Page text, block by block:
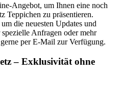
Angebot, um Ihnen eine noch
Teppichen zu präsentieren.
die neuesten Updates und
Anfragen oder mehr
per E-Mail zur Verfügung.
– Exklusivität ohne